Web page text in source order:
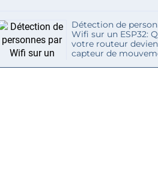
Détection de
Wifi sur un ESP32:
votre routeur
capteur de